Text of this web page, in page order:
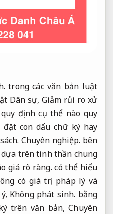
trong các văn bản luật
Dân sự, Giảm rủi ro xử
định cụ thể nào quy
con dấu chữ ký hay
Chuyên nghiệp. bên
dựa trên tinh thần chung
giá rõ ràng. có thể hiểu
có giá trị pháp lý và
Không phát sinh. bằng
trên văn bản,Chuyên